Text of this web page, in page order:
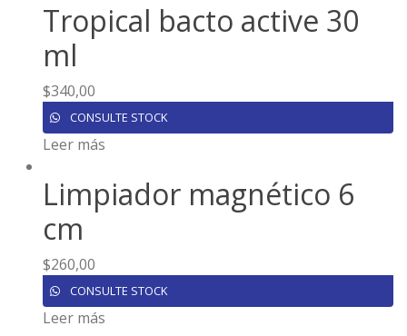
Tropical bacto active 30
ml
$340,00
CONSULTE STOCK
Leer más
Limpiador magnético 6
cm
$260,00
CONSULTE STOCK
Leer más